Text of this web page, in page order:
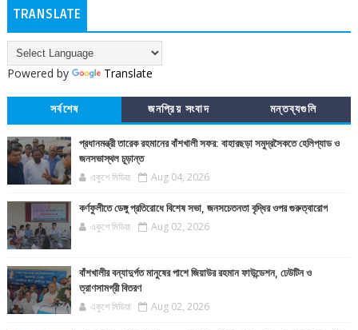
TRANSLATE
Powered by Translate
সর্বশেষ জনপ্রিয় সংবাদ মন্তব্যগুলি
প্রধানমন্ত্রী তারেক রহমানের বাঁশখালী সফর: বাহারছড়া সমুদ্রসৈকতে হেলিপ্যাড ও
জনসভাস্থল চূড়ান্ত
একুশে মিডিয়া Aug 04, 2026
কর্ণফুলীতে ডেঙ্গু প্রতিরোধে বিশেষ সভা, জনসচেতনতা বৃদ্ধির ওপর গুরুত্বারোপ
একুশে মিডিয়া Aug 02, 2026
বাঁশখালীর বন্যাদুর্গত মানুষের পাশে জিয়াউর রহমান ফাউন্ডেশন, ঢেউটিন ও
ত্রাণসামগ্রী বিতরণ
একুশে মিডিয়া Aug 02, 2026